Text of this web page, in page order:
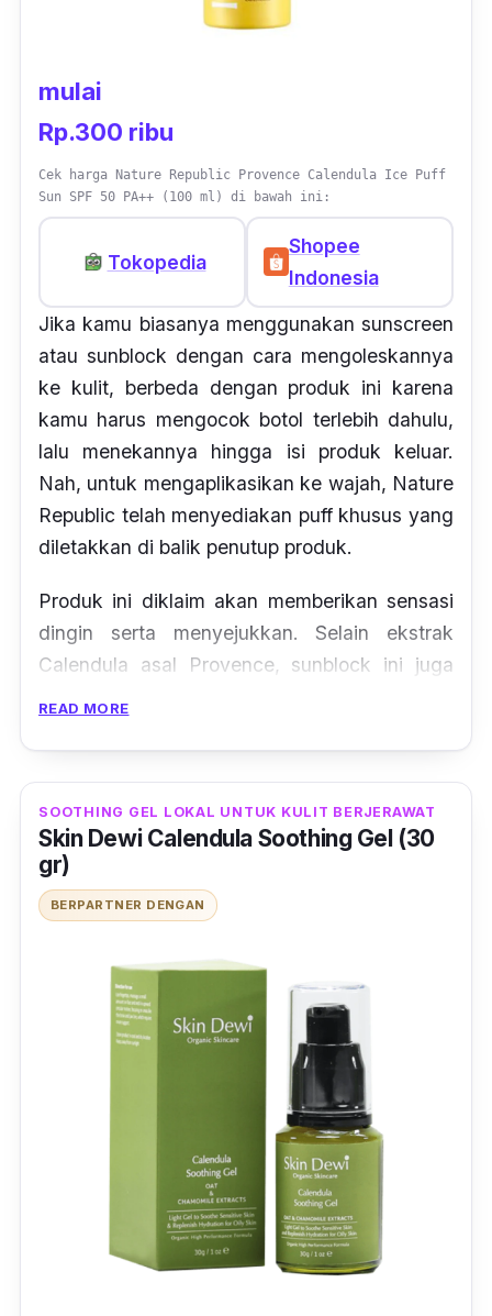
mulai
Rp.300 ribu
Cek harga Nature Republic Provence Calendula Ice Puff
Sun SPF 50 PA++ (100 ml) di bawah ini:
Tokopedia
Shopee
Indonesia
Jika kamu biasanya menggunakan sunscreen
atau sunblock dengan cara mengoleskannya
ke kulit, berbeda dengan produk ini karena
kamu harus mengocok botol terlebih dahulu,
lalu menekannya hingga isi produk keluar.
Nah, untuk mengaplikasikan ke wajah, Nature
Republic telah menyediakan puffkhusus yang
diletakkan di balik penutup produk.
Produk ini diklaim akan memberikan sensasi
dingin serta menyejukkan. Selain ekstrak
Calendula asal Provence, sunblock ini juga
READ MORE
SOOTHING GEL LOKAL UNTUK KULIT BERJERAWAT
Skin Dewi Calendula Soothing Gel (30
gr)
BERPARTNER DENGAN